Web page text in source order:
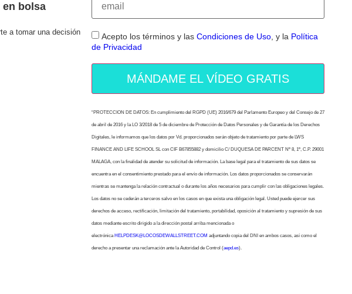
en bolsa
a tomar una decisión Acepto los términos y las Condiciones de Uso, y la Política
de Privacidad
MÁNDAME EL VÍDEO GRATIS
“PROTECCION DE DATOS: En cumplimiento del RGPD (UE) 2016/679 del Parlamento Europeo y del Consejo de 27
de abril de 2016 y la LO 3/2018 de 5 de diciembre de Protección de Datos Personales y de Garantía de los Derechos
Digitales, le informamos que los datos por Vd. proporcionados serán objeto de tratamiento por parte de LWS
FINANCE AND LIFE SCHOOL SL con CIF B67855882 y domicilio C/ DUQUESA DE PARCENT Nº 8, 1º, C.P. 29001
MALAGA, con la finalidad de atender su solicitud de información. La base legal para el tratamiento de sus datos se
encuentra en el consentimiento prestado para el envío de información. Los datos proporcionados se conservarán
mientras se mantenga la relación contractual o durante los años necesarios para cumplir con las obligaciones legales.
Los datos no se cederán a terceros salvo en los casos en que exista una obligación legal. Usted puede ejercer sus
derechos de acceso, rectificación, limitación del tratamiento, portabilidad, oposición al tratamiento y supresión de sus
datos mediante escrito dirigido a la dirección postal arriba mencionada o
electrónica HELPDESK@LOCOSDEWALLSTREET.COM adjuntando copia del DNI en ambos casos, así como el
derecho a presentar una reclamación ante la Autoridad de Control (aepd.es).